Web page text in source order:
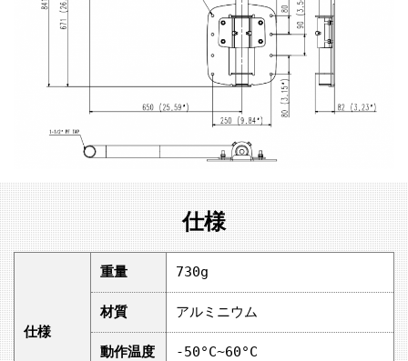
仕様
仕様
重量 730g
材質 アルミニウム
動作温度 -50°C~60°C